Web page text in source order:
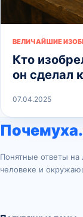
ВЕЛИЧАЙШИЕ
Кто
он сделал
07.04.2025
Понятные ответы
человеке и